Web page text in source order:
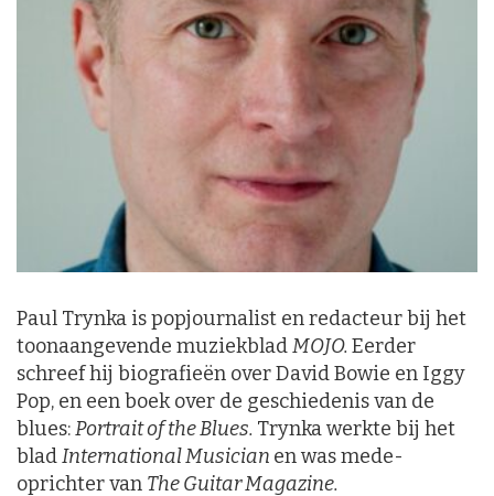
Paul Trynka is popjournalist en redacteur bij het
toonaangevende muziekbladMOJO. Eerder
schreef hij biografieën over David Bowie en Iggy
Pop, en een boek over de geschiedenis van de
blues:Portrait of the Blues. Trynka werkte bij het
bladInternational Musician en was mede-
oprichter van The Guitar Magazine.